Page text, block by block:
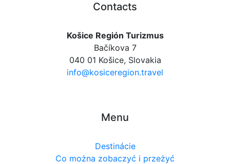
Contacts
Košice Región Turizmus
Bačíkova 7
040 01 Košice, Slovakia
info@kosiceregion.travel
Menu
Destinácie
Co można zobaczyć i przeżyć